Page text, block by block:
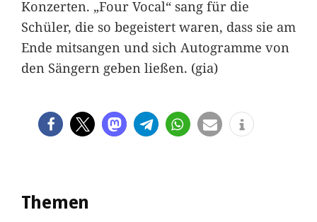
Konzerten. „Four Vocal“ sang für die
Schüler, die so begeistert waren, dass sie am
Ende mitsangen und sich Autogramme von
den Sängern geben ließen. (gia)
Themen